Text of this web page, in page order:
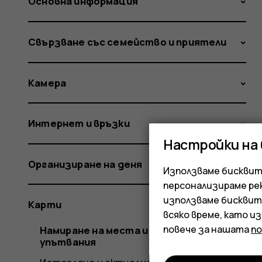
Свързване със семейство и приятели
Камера
Интернет и връзки
Организиране на деня
Карти
Намиране на места и получаване на
упътвания
Настройки
Използваме
персонализираме
използваме
всяко време, като
повече за нашата